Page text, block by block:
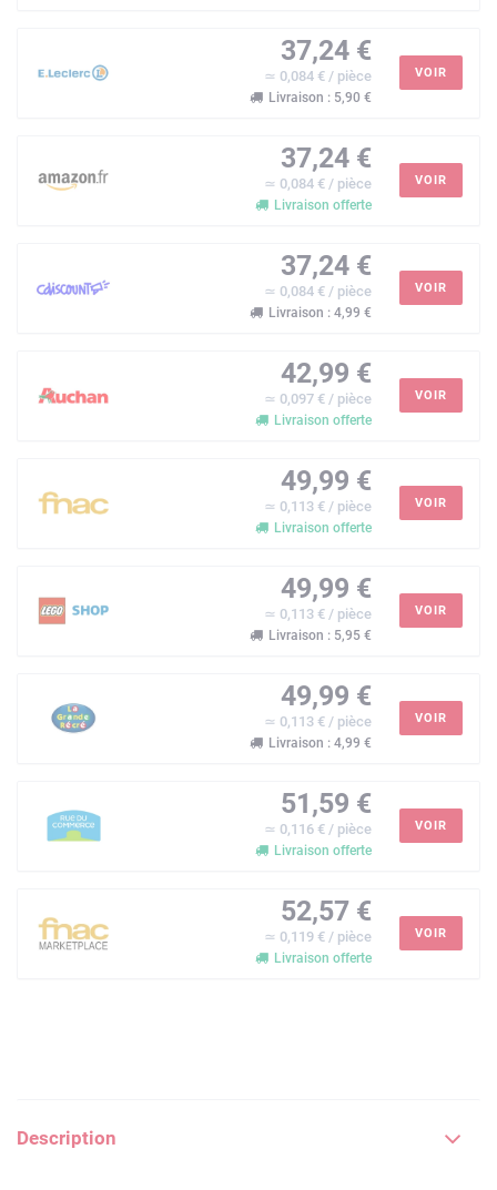
37,24 €
≃ 0,084 € / pièce
Livraison : 5,90 €
VOIR
37,24 €
≃ 0,084 € / pièce
Livraison offerte
VOIR
37,24 €
≃ 0,084 € / pièce
Livraison : 4,99 €
VOIR
42,99 €
≃ 0,097 € / pièce
Livraison offerte
VOIR
49,99 €
≃ 0,113 € / pièce
Livraison offerte
VOIR
49,99 €
≃ 0,113 € / pièce
Livraison : 5,95 €
VOIR
49,99 €
≃ 0,113 € / pièce
Livraison : 4,99 €
VOIR
51,59 €
≃ 0,116 € / pièce
Livraison offerte
VOIR
52,57 €
≃ 0,119 € / pièce
Livraison offerte
VOIR
Description